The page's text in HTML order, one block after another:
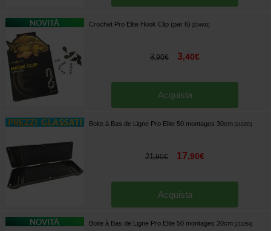
Crochet Pro Elite Hook Clip (par 6) 234493]
3,90€ 3,40€
Acquista
Boite à Bas de Ligne Pro Elite 50 montages 30cm 210255]
21,90€ 17,90€
Acquista
Boite à Bas de Ligne Pro Elite 50 montages 20cm 210254]